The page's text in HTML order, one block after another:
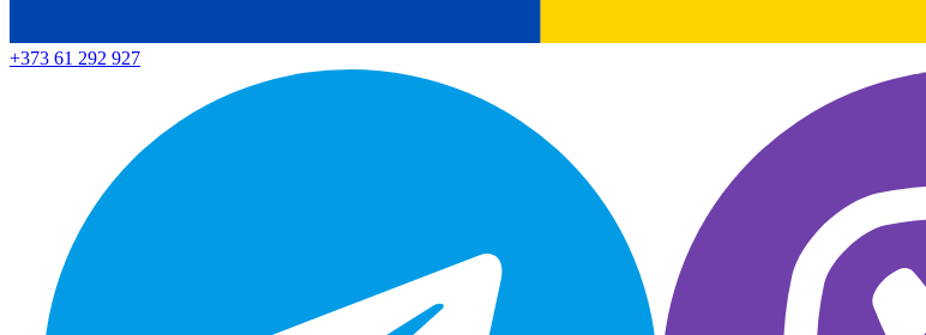
+373 61 292 927